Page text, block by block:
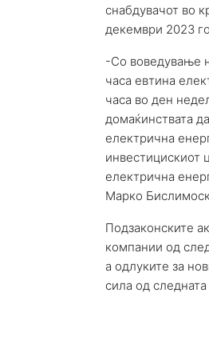
снабдувачот во
декември 2023
-Со воведување
часа евтина
часа во ден
домаќинствата
електрична
инвестицискиот
електрична
Марко
Подзаконските
компании од
а одлуките за
сила од